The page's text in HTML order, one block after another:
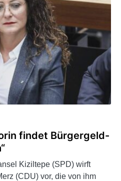
findet Bürgergeld-
Kiziltepe (SPD) wirft
(CDU) vor, die von ihm